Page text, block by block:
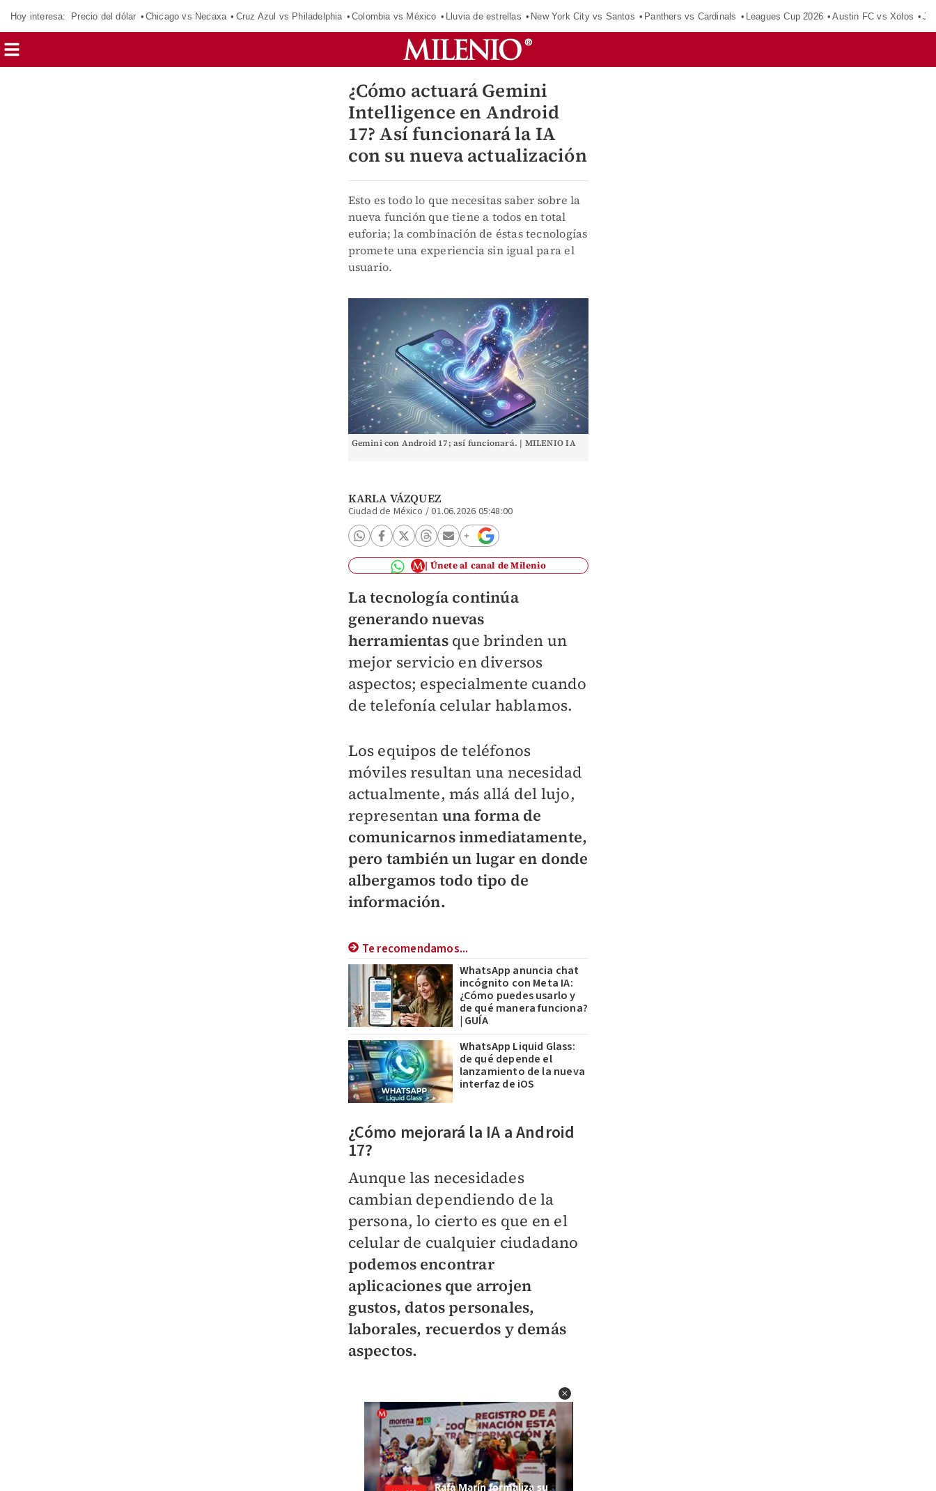
Hoy interesa: Precio del dólar Chicago vs Necaxa Cruz Azul vs Philadelphia Colombia vs México Lluvia de estrellas New York City vs Santos Panthers vs Cardinals Leagues Cup 2026 Austin FC vs Xolos
¿Cómo actuará Gemini
Intelligence en Android
17? Así funcionará la IA
con su nueva actualización
Esto es todo lo que necesitas saber sobre la
nueva función que tiene a todos en total
euforia; la combinación de éstas tecnologías
promete una experiencia sin igual para el
usuario.
Gemini con Android 17; así funcionará. | MILENIO IA
KARLA VÁZQUEZ
Ciudad de México /01.06.2026 05:48:00
Únete al canal de Milenio
La tecnología continúa
generando nuevas
herramientas que brinden un
mejor servicio en diversos
aspectos; especialmente cuando
de telefonía celular hablamos.
Los equipos de teléfonos
móviles resultan una necesidad
actualmente, más allá del lujo,
representan una forma de
comunicarnos inmediatamente,
pero también un lugar en donde
albergamos todo tipo de
información.
Te recomendamos...
WhatsApp anuncia chat
incógnito con Meta IA:
¿Cómo puedes usarlo y
de qué manera funciona?
| GUÍA
WhatsApp Liquid Glass:
de qué depende el
lanzamiento de la nueva
interfaz de iOS
¿Cómo mejorará la IA a Android
17?
Aunque las necesidades
cambian dependiendo de la
persona, lo cierto es que en el
celular de cualquier ciudadano
podemos encontrar
aplicaciones que arrojen
gustos, datos personales,
laborales, recuerdos y demás
aspectos.